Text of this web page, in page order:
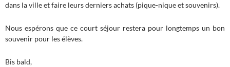
dans la ville et faire leurs derniers achats (pique-nique et souvenirs).
Nous espérons que ce court séjour restera pour longtemps un bon
souvenir pour les élèves.
Bis bald,